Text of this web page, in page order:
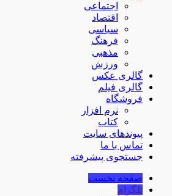
اجتماعی
اقتصاد
سیاسی
فرهنگ
مذهبی
ورزش
گالری عکس
گالری فیلم
فروشگاه
نرم افزار
کتاب
پیوندهای سایت
تماس با ما
جستجوی پیشرفته
صفحه نخست
تلگرام